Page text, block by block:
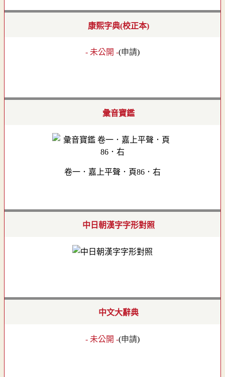
康熙字典(校正本)
- 未公開 -(申請)
彙音寶鑑
卷一．嘉上平聲．頁86．右
中日朝漢字字形對照
中文大辭典
- 未公開 -(申請)